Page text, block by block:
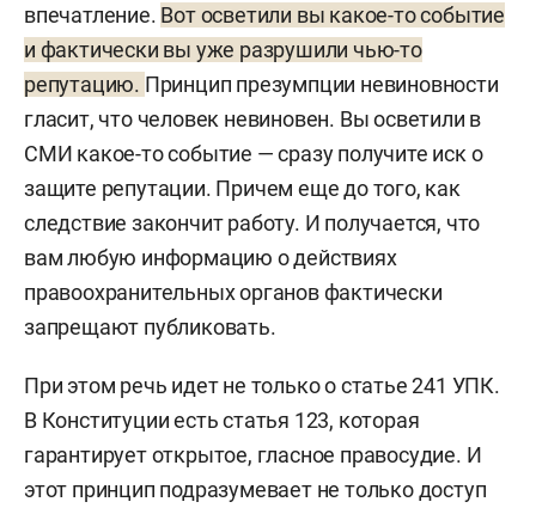
впечатление. Вот осветили вы какое-то событие
и фактически вы уже разрушили чью-то
репутацию. Принцип презумпции невиновности
гласит, что человек невиновен. Вы осветили в
СМИ какое-то событие — сразу получите иск о
защите репутации. Причем еще до того, как
следствие закончит работу. И получается, что
вам любую информацию о действиях
правоохранительных органов фактически
запрещают публиковать.
При этом речь идет не только о статье 241 УПК.
В Конституции есть статья 123, которая
гарантирует открытое, гласное правосудие. И
этот принцип подразумевает не только доступ